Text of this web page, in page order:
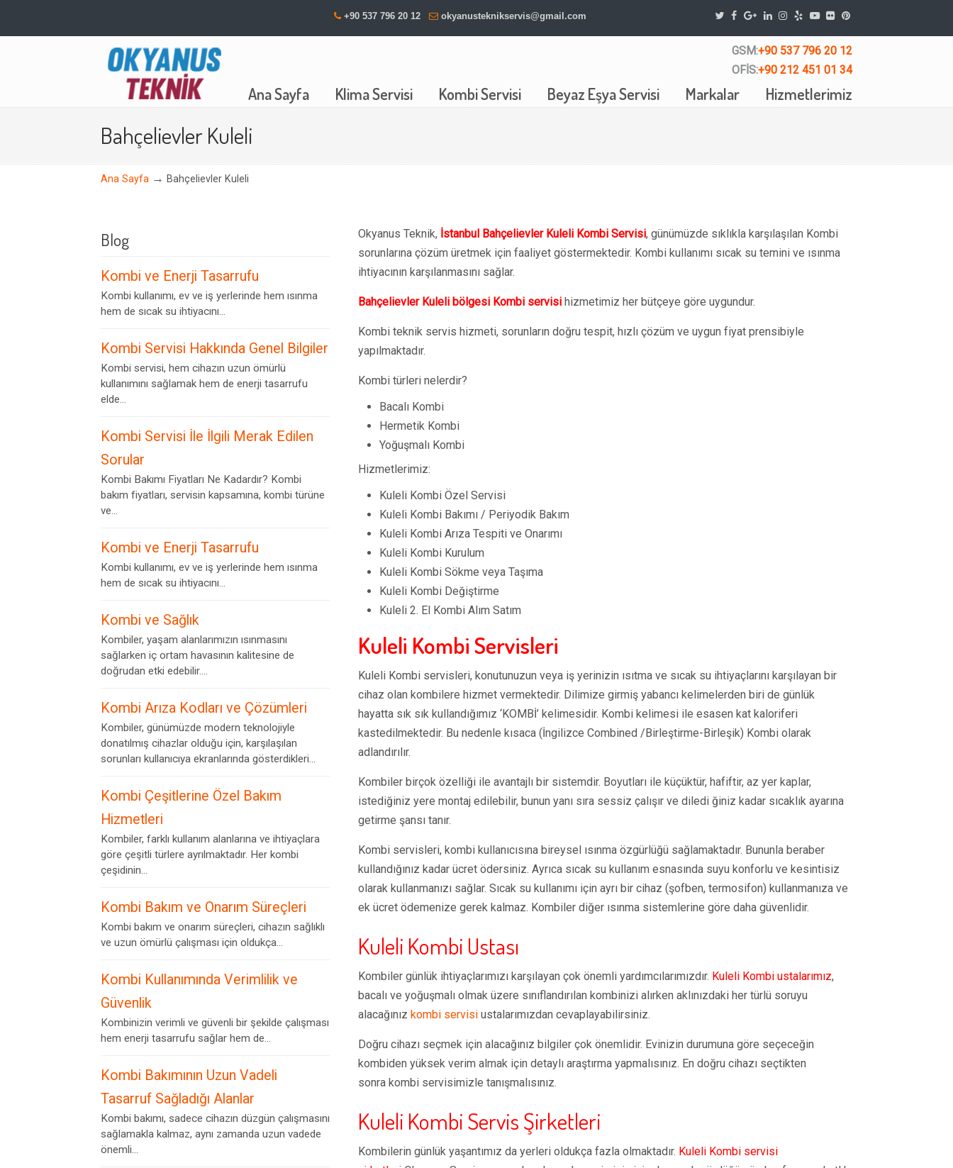
+90 537 796 20 12 okyanusteknikservis@gmail.com
GSM:+90 537 796 20 12
OFİS:+90 212 451 01 34
Ana Sayfa Klima Servisi Kombi Servisi Beyaz Eşya Servisi Markalar Hizmetlerimiz
Navigation
Bahçelievler Kuleli
Ana Sayfa → Bahçelievler Kuleli
Okyanus Teknik, İstanbul Bahçelievler Kuleli Kombi Servisi, günümüzde sıklıkla karşılaşılan Kombi
sorunlarına çözüm üretmek için faaliyet göstermektedir. Kombi kullanımı sıcak su temini ve ısınma
ihtiyacının karşılanmasını sağlar.
Bahçelievler Kuleli bölgesi Kombi servisi hizmetimiz her bütçeye göre uygundur.
Kombi teknik servis hizmeti, sorunların doğru tespit, hızlı çözüm ve uygun fiyat prensibiyle
yapılmaktadır.
Kombi türleri nelerdir?
Bacalı Kombi
Hermetik Kombi
Yoğuşmalı Kombi
Hizmetlerimiz:
Kuleli Kombi Özel Servisi
Kuleli Kombi Bakımı / Periyodik Bakım
Kuleli Kombi Arıza Tespiti ve Onarımı
Kuleli Kombi Kurulum
Kuleli Kombi Sökme veya Taşıma
Kuleli Kombi Değiştirme
Kuleli 2. El Kombi Alım Satım
Kuleli Kombi Servisleri
Kuleli Kombi servisleri, konutunuzun veya iş yerinizin ısıtma ve sıcak su ihtiyaçlarını karşılayan bir
cihaz olan kombilere hizmet vermektedir. Dilimize girmiş yabancı kelimelerden biri de günlük
hayatta sık sık kullandığımız ‘KOMBİ’ kelimesidir. Kombi kelimesi ile esasen kat kaloriferi
kastedilmektedir. Bu nedenle kısaca (İngilizce Combined /Birleştirme-Birleşik) Kombi olarak
adlandırılır.
Kombiler birçok özelliği ile avantajlı bir sistemdir. Boyutları ile küçüktür, hafiftir, az yer kaplar,
istediğiniz yere montaj edilebilir, bunun yanı sıra sessiz çalışır ve diledi ğiniz kadar sıcaklık ayarına
getirme şansı tanır.
Kombi servisleri, kombi kullanıcısına bireysel ısınma özgürlüğü sağlamaktadır. Bununla beraber
kullandığınız kadar ücret ödersiniz. Ayrıca sıcak su kullanım esnasında suyu konforlu ve kesintisiz
olarak kullanmanızı sağlar. Sıcak su kullanımı için ayrı bir cihaz (şofben, termosifon) kullanmanıza ve
ek ücret ödemenize gerek kalmaz. Kombiler diğer ısınma sistemlerine göre daha güvenlidir.
Kuleli Kombi Ustası
Kombiler günlük ihtiyaçlarımızı karşılayan çok önemli yardımcılarımızdır. Kuleli Kombi ustalarımız,
bacalı ve yoğuşmalı olmak üzere sınıflandırılan kombinizi alırken aklınızdaki her türlü soruyu
alacağınız kombi servisi ustalarımızdan cevaplayabilirsiniz.
Doğru cihazı seçmek için alacağınız bilgiler çok önemlidir. Evinizin durumuna göre seçeceğin
kombiden yüksek verim almak için detaylı araştırma yapmalısınız. En doğru cihazı seçtikten
sonra kombi servisimizle tanışmalısınız.
Kuleli Kombi Servis Şirketleri
Kombilerin günlük yaşantımız da yerleri oldukça fazla olmaktadır. Kuleli Kombi servisi
Blog
Kombi ve Enerji Tasarrufu
Kombi kullanımı, ev ve iş yerlerinde hem ısınma
hem de sıcak su ihtiyacını...
Kombi Servisi Hakkında Genel Bilgiler
Kombi servisi, hem cihazın uzun ömürlü
kullanımını sağlamak hem de enerji tasarrufu
elde...
Kombi Servisi İle İlgili Merak Edilen
Sorular
Kombi Bakımı Fiyatları Ne Kadardır? Kombi
bakım fiyatları, servisin kapsamına, kombi türüne
ve...
Kombi ve Enerji Tasarrufu
Kombi kullanımı, ev ve iş yerlerinde hem ısınma
hem de sıcak su ihtiyacını...
Kombi ve Sağlık
Kombiler, yaşam alanlarımızın ısınmasını
sağlarken iç ortam havasının kalitesine de
doğrudan etki edebilir....
Kombi Arıza Kodları ve Çözümleri
Kombiler, günümüzde modern teknolojiyle
donatılmış cihazlar olduğu için, karşılaşılan
sorunları kullanıcıya ekranlarında gösterdikleri...
Kombi Çeşitlerine Özel Bakım
Hizmetleri
Kombiler, farklı kullanım alanlarına ve ihtiyaçlara
göre çeşitli türlere ayrılmaktadır. Her kombi
çeşidinin...
Kombi Bakım ve Onarım Süreçleri
Kombi bakım ve onarım süreçleri, cihazın sağlıklı
ve uzun ömürlü çalışması için oldukça...
Kombi Kullanımında Verimlilik ve
Güvenlik
Kombinizin verimli ve güvenli bir şekilde çalışması
hem enerji tasarrufu sağlar hem de...
Kombi Bakımının Uzun Vadeli
Tasarruf Sağladığı Alanlar
Kombi bakımı, sadece cihazın düzgün çalışmasını
sağlamakla kalmaz, aynı zamanda uzun vadede
önemli...